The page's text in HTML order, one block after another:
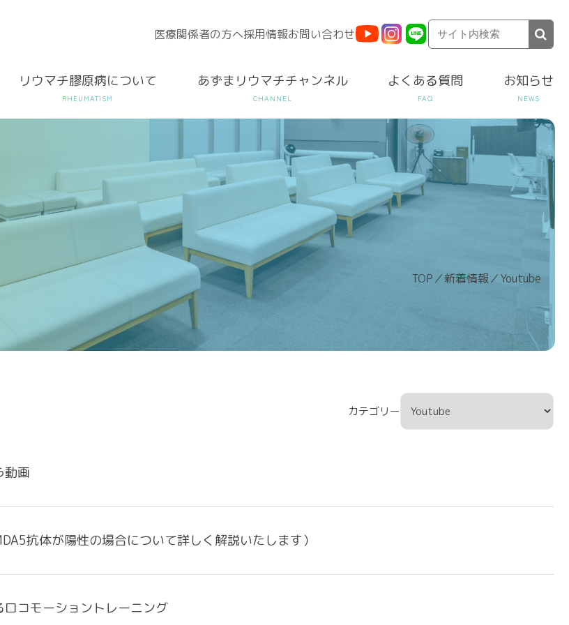
医療関係者の方へ採用情報お問い合わせ
リウマチ膠原病について あずまリウマチチャンネル よくある質問 お知らせ
TOP／新着情報／Youtube
カテゴリー
動画
抗体が陽性の場合について詳しく解説いたします）
コモーショントレーニング